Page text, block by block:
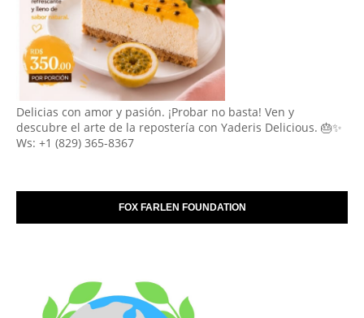
Delicias con amor y pasión. ¡Probar no basta! Ven y
descubre el arte de la repostería con Yaderis Delicious. 🎂✨
Ws: +1 (829) 365-8367
FOX FARLEN FOUNDATION